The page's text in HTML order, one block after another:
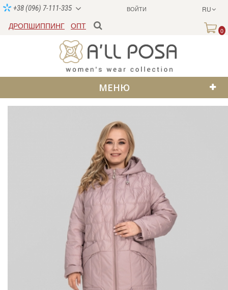
ВОЙТИ RU
+38 (096) 7-111-335
ДРОПШИППИНГ ОПТ
0
МЕНЮ